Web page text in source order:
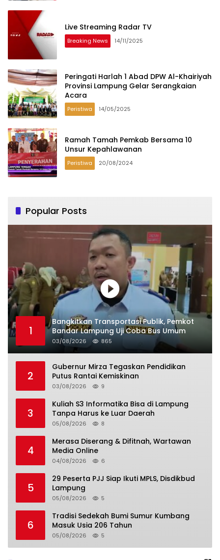
Live Streaming Radar TV
Breaking News 14/11/2025
Peringati Harlah 1 Abad DPW Al-Khairiyah
Provinsi Lampung Gelar Serangkaian
Acara
Peristiwa 14/05/2025
Ramah Tamah Pemkab Bersama 10
Unsur Kepahlawanan
Peristiwa 20/08/2024
Popular Posts
1
Bangkitkan Transportasi Publik, Pemkot
Bandar Lampung Uji Coba Bus Umum
03/08/2026 865
2
Gubernur Mirza Tegaskan Pendidikan
Putus Rantai Kemiskinan
03/08/2026 9
3
Kuliah S3 Informatika Bisa di Lampung
Tanpa Harus ke Luar Daerah
05/08/2026 8
4
Merasa Diserang & Difitnah, Wartawan
Media Online
04/08/2026 6
5
29 Peserta PJJ Siap Ikuti MPLS, Disdikbud
Lampung
05/08/2026 5
6
Tradisi Sedekah Bumi Sumur Kumbang
Masuk Usia 206 Tahun
05/08/2026 5